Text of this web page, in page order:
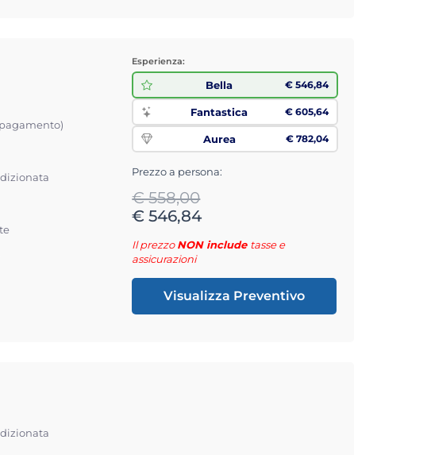
Esperienza:
Bella € 546,84
Fantastica € 605,64
Aurea € 782,04
Prezzo a persona:
€ 558,00
€ 546,84
Il prezzoNON include tasse e
assicurazioni
Visualizza Preventivo